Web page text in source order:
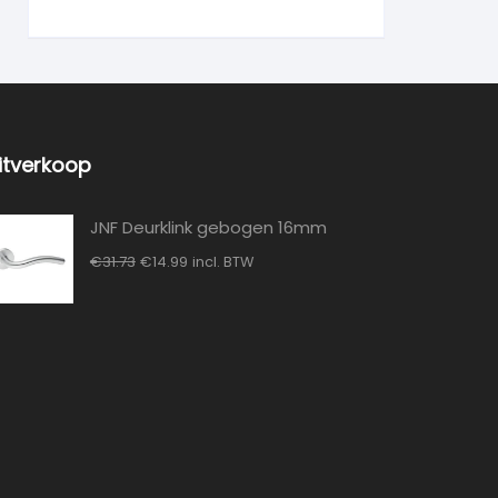
JNF Deurklink gebogen 16mm
€31.73 Oorspronkelijke
€14.99Huidige
incl. BTW